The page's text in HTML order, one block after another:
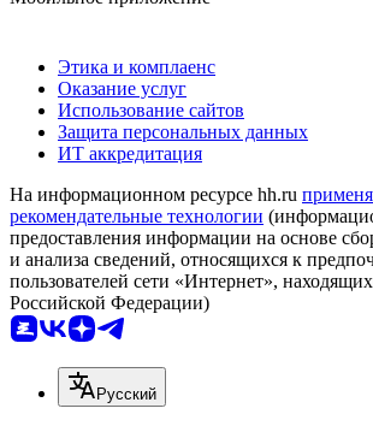
Этика и комплаенс
Оказание услуг
Использование сайтов
Защита персональных данных
ИТ аккредитация
На информационном ресурсе hh.ru
рекомендательные технологии
предоставления информации на основе
и анализа сведений, относящихся к
пользователей сети «Интернет»,
Российской Федерации)
Русский